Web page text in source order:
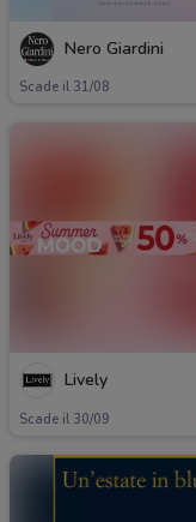
Nero Giardini
Scade il 31/08
Lively
Scade il 30/09